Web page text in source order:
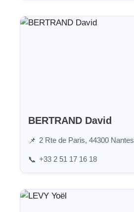
BERTRAND David
📌 2 Rte de Paris, 44300 Nantes
📞 +33 2 51 17 16 18